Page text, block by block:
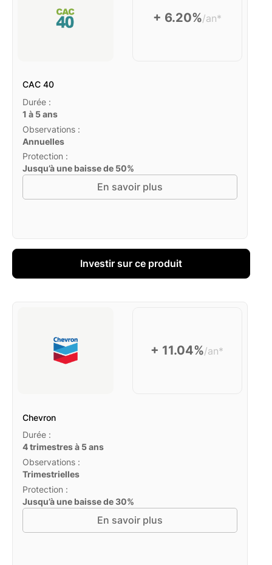
+ 6.20%/an*
CAC 40
Durée :
1 à 5 ans
Observations :
Annuelles
Protection :
Jusqu’à une baisse de 50%
En savoir plus
Investir sur ce produit
+ 11.04%/an*
Chevron
Durée :
4 trimestres à 5 ans
Observations :
Trimestrielles
Protection :
Jusqu’à une baisse de 30%
En savoir plus